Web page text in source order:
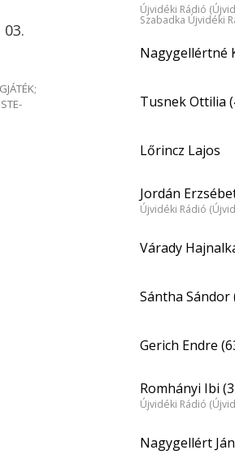
Újvidéki Rádió
Szabadka Újvidéki
Nagygellértné
Tusnek Ottilia
Lőrincz Lajos
Jordán
Újvidéki Rádió
Várady
Sántha Sándor
Gerich Endre
Romhányi Ibi
Újvidéki Rádió
Nagygellért